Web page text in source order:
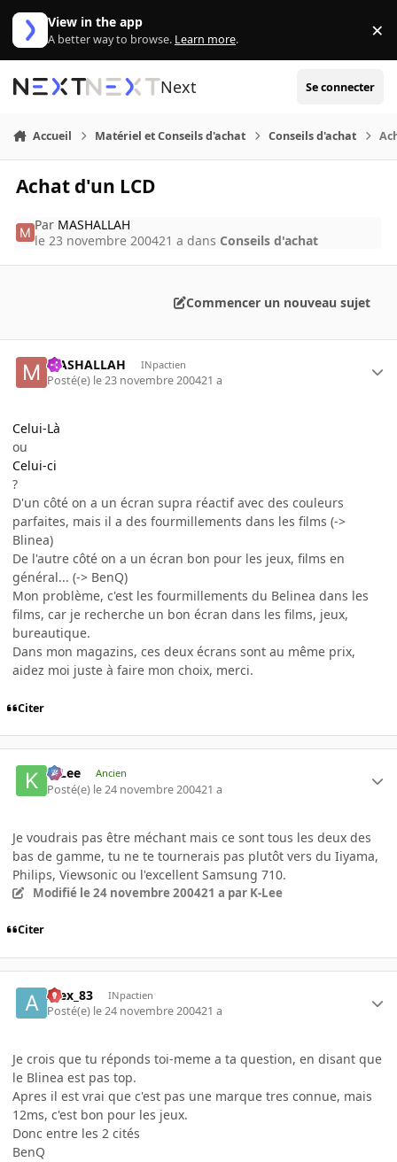
Aller au contenu
View in the app
A better way to browse. Learn more. ×
Next Se connecter
Accueil Matériel et Conseils d'achat Conseils d'achat
Achat d'un LCD
Par MASHALLAH
le 23 novembre 200421 a dans Conseils d'achat
Commencer un nouveau sujet
MASHALLAH INpactien
Posté(e) le 23 novembre 200421 a
Celui-Là
ou
Celui-ci
?
D'un côté on a un écran supra réactif avec des couleurs
parfaites, mais il a des fourmillements dans les films (->
Blinea)
De l'autre côté on a un écran bon pour les jeux, films en
général... (-> BenQ)
Mon problème, c'est les fourmillements du Belinea dans les
films, car je recherche un bon écran dans les films, jeux,
bureautique.
Dans mon magazins, ces deux écrans sont au même prix,
aidez moi juste à faire mon choix, merci.
Citer
K-Lee Ancien
Posté(e) le 24 novembre 200421 a
Je voudrais pas être méchant mais ce sont tous les deux des
bas de gamme, tu ne te tournerais pas plutôt vers du Iiyama,
Philips, Viewsonic ou l'excellent Samsung 710.
Modifié le 24 novembre 200421 a par K-Lee
Citer
Alex_83 INpactien
Posté(e) le 24 novembre 200421 a
Je crois que tu réponds toi-meme a ta question, en disant que
le Blinea est pas top.
Apres il est vrai que c'est pas une marque tres connue, mais
12ms, c'est bon pour les jeux.
Donc entre les 2 cités
BenQ